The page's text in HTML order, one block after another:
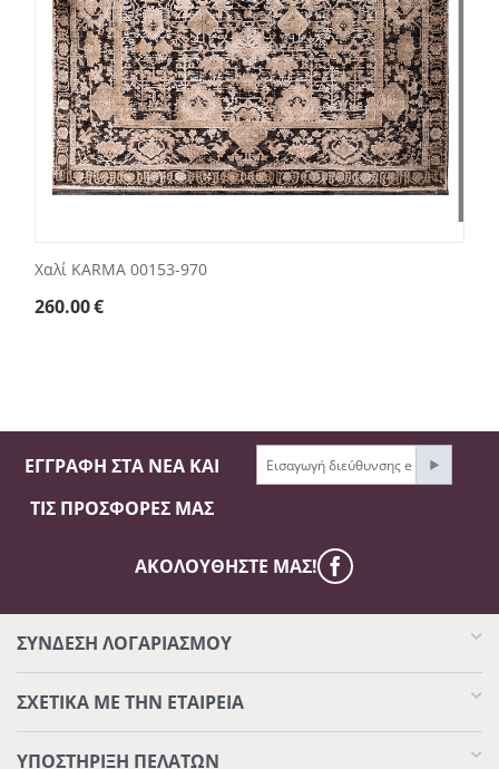
Χαλί KARMA 00153-970
260.00€
ΕΓΓΡΑΦΉ ΣΤΑ ΝΈΑ ΚΑΙ
ΤΙΣ ΠΡΟΣΦΟΡΈΣ ΜΑΣ
ΑΚΟΛΟΥΘΉΣΤΕ ΜΑΣ!
ΣΥΝΔΕΣΗ ΛΟΓΑΡΙΑΣΜΟΥ​
ΣΧΕΤΙΚΆ ΜΕ ΤΗΝ ΕΤΑΙΡΕΊΑ
ΥΠΟΣΤΉΡΙΞΗ ΠΕΛΑΤΏΝ